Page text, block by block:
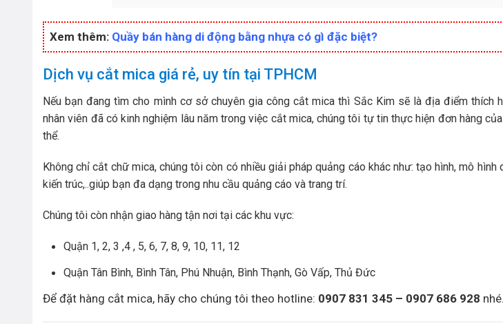
Xem thêm: Quầy bán hàng di động bằng nhựa có gì đặc biệt?
Dịch vụ cắt mica giá rẻ, uy tín tại TPHCM
Nếu bạn đang tìm cho mình cơ sở chuyên gia công cắt mica thì Sắc Kim sẽ là địa điểm thích
nhân viên đã có kinh nghiệm lâu năm trong việc cắt mica, chúng tôi tự tin thực hiện đơn hàng
thể.
Không chỉ cắt chữ mica, chúng tôi còn có nhiều giải pháp quảng cáo khác như: tạo hình, mô hình
kiến trúc,..giúp bạn đa dạng trong nhu cầu quảng cáo và trang trí.
Chúng tôi còn nhận giao hàng tận nơi tại các khu vực:
Quận 1, 2, 3 ,4 , 5, 6, 7, 8, 9, 10, 11, 12
Quận Tân Bình, Bình Tân, Phú Nhuận, Bình Thạnh, Gò Vấp, Thủ Đức
Để đặt hàng cắt mica, hãy cho chúng tôi theo hotline: 0907 831 345 – 0907 686 928 nhé.